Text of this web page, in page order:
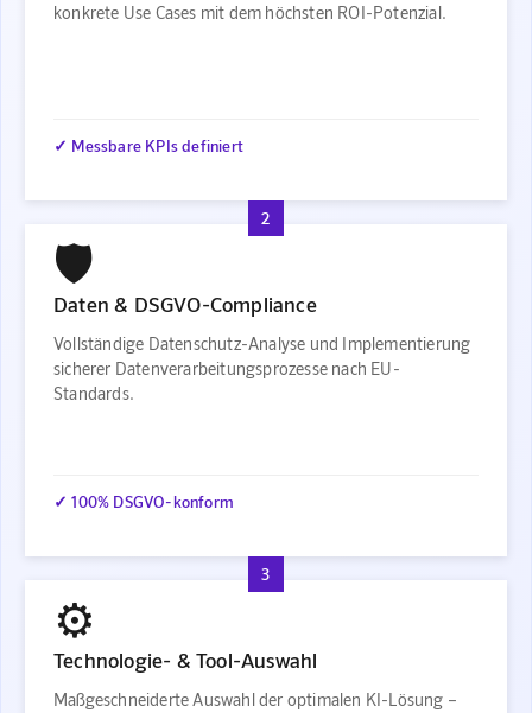
konkrete Use Cases mit dem höchsten ROI-Potenzial.
✓ Messbare KPIs definiert
2
🛡️
Daten & DSGVO-Compliance
Vollständige Datenschutz-Analyse und Implementierung
sicherer Datenverarbeitungsprozesse nach EU-
Standards.
✓ 100% DSGVO-konform
3
⚙️
Technologie- & Tool-Auswahl
Maßgeschneiderte Auswahl der optimalen KI-Lösung –